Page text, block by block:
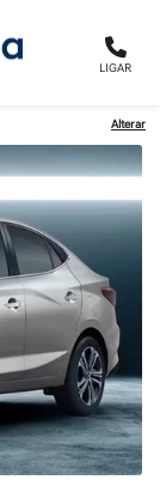
LIGAR
Alterar